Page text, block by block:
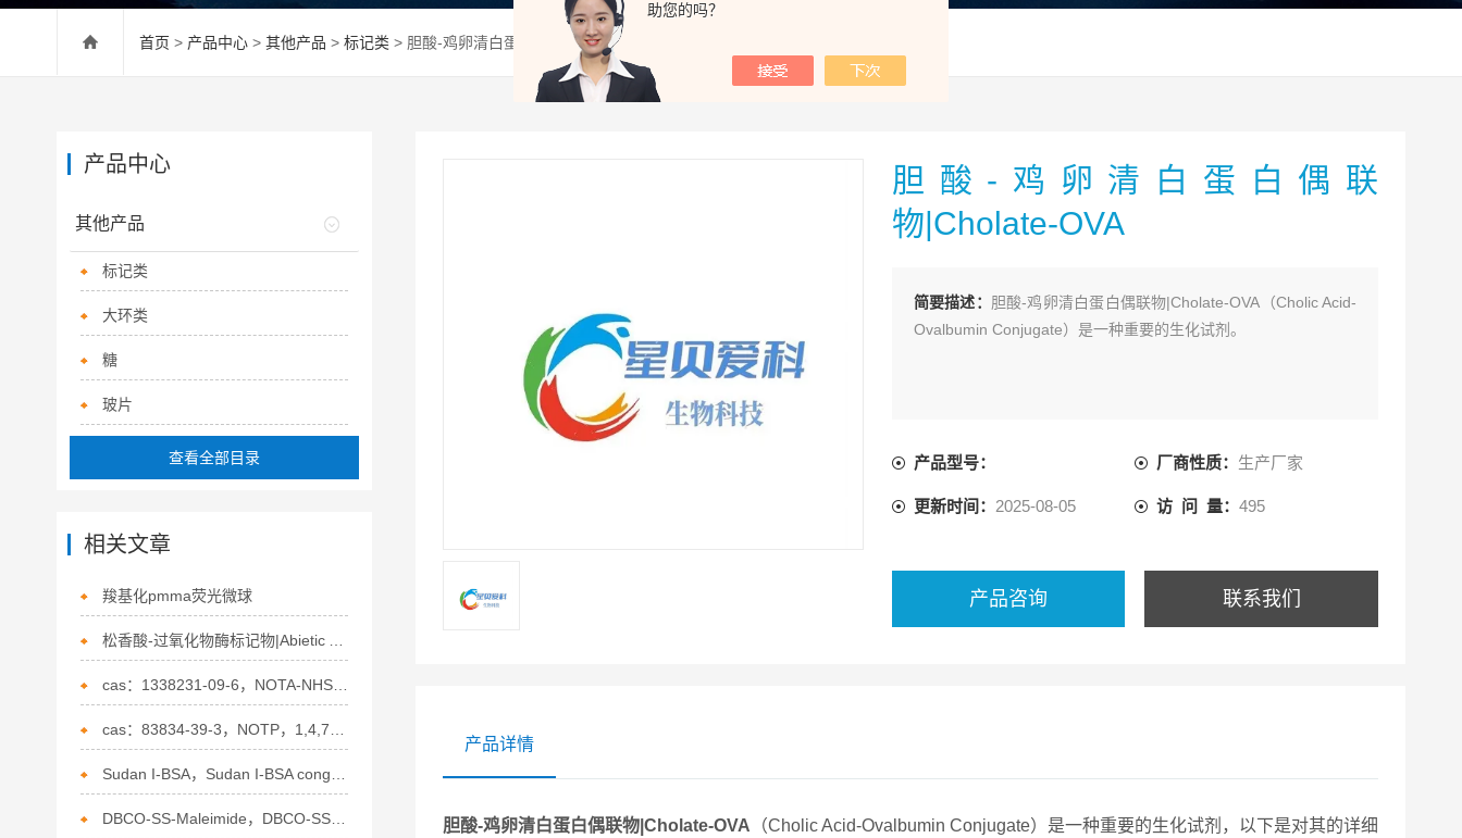
助您的吗？
首页 > 产品中心 > 其他产品 > 标记类 > 胆酸-鸡卵清白蛋白偶联物|Cholate-OVA
胆酸-鸡卵清白蛋白偶联
物|Cholate-OVA
简要描述： 胆酸-鸡卵清白蛋白偶联物|Cholate-OVA（Cholic Acid-
Ovalbumin Conjugate）是一种重要的生化试剂。
产品型号： 厂商性质： 生产厂家
更新时间： 2025-08-05 访 问 量：495
产品咨询 联系我们
产品详情
胆酸-鸡卵清白蛋白偶联物|Cholate-OVA （Cholic Acid-Ovalbumin Conjugate）是一种重要的生化试剂，以下是对其的详细
产品中心
其他产品
标记类
大环类
糖
玻片
查看全部目录
相关文章
羧基化pmma荧光微球
cas：1338231-09-6，NOTA-NHS ester，NOTA-琥珀酰亚胺酯的介绍
DBCO-SS-Maleimide，DBCO-SS-Mal，二苯并环辛炔-二硫键-马来酰亚胺介绍